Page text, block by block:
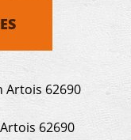
Artois 62690
62690